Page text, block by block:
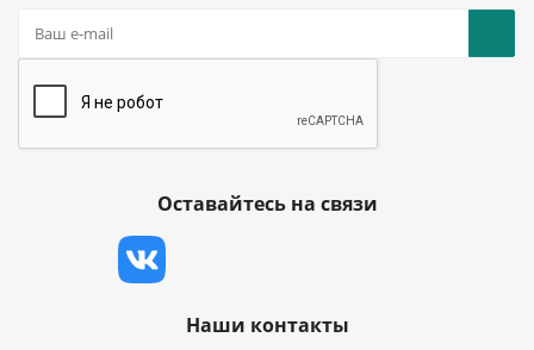
Оставайтесь на связи
Наши контакты